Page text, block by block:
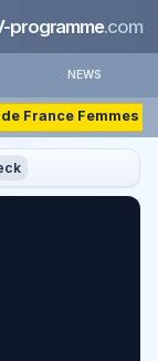
programme.com
NEWS
France Femmes